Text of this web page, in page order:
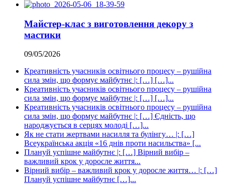
Майстер-клас з виготовлення декору з
мастики
09/05/2026
Креативність учасників освітнього процесу – рушійна
сила змін, що формує майбутнє |: […] […]...
Креативність учасників освітнього процесу – рушійна
сила змін, що формує майбутнє |: […] […]...
Креативність учасників освітнього процесу – рушійна
сила змін, що формує майбутнє |: […] Єдність, що
народжується в серцях молоді […]...
Як не стати жертвами насилля та булінгу… |: […]
Всеукраїнська акція «16 днів проти насильства» [...
Плануй успішне майбутнє |: […] Вірний вибір –
важливий крок у доросле життя...
Вірний вибір – важливий крок у доросле життя… |: […]
Плануй успішне майбутнє […]...